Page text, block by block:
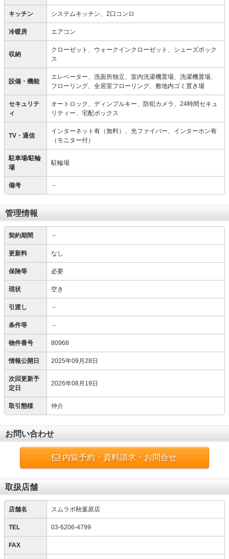
キッチン システムキッチン、2口コンロ
冷暖房 エアコン
収納
クローゼット、ウォークインクローゼット、シューズボック
ス
設備・機能
エレベーター、洗面所独立、室内洗濯機置場、洗濯機置場、
フローリング、全居室フローリング、敷地内ゴミ置き場
セキュリテ
ィ
オートロック、ディンプルキー、防犯カメラ、24時間セキュ
リティー、宅配ボックス
TV・通信
インターネット有（無料）、光ファイバー、インターホン有
（モニター付）
駐車場/駐輪
場
駐輪場
備考 －
管理情報
契約期間 －
更新料 なし
保険等 必要
現状 空き
引渡し －
条件等 －
物件番号 80968
情報公開日 2025年09月28日
次回更新予
定日
2026年08月19日
取引態様 仲介
お問い合わせ
内覧予約・資料請求・お問合せ
取扱店舗
店舗名 スムラボ秋葉原店
TEL 03-6206-4799
FAX